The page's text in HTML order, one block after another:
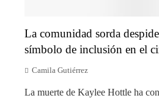
La comunidad sorda
símbolo de inclusión en el
Camila Gutiérrez
La muerte de Kaylee Hottle ha